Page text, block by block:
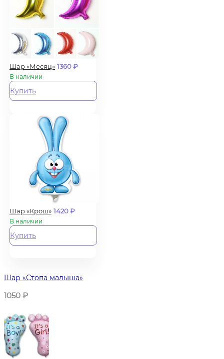
Шар «Месяц» 1360₽
В наличии
Купить
Шар «Крош» 1420₽
В наличии
Купить
Шар «Стопа малыша»
1050 ₽